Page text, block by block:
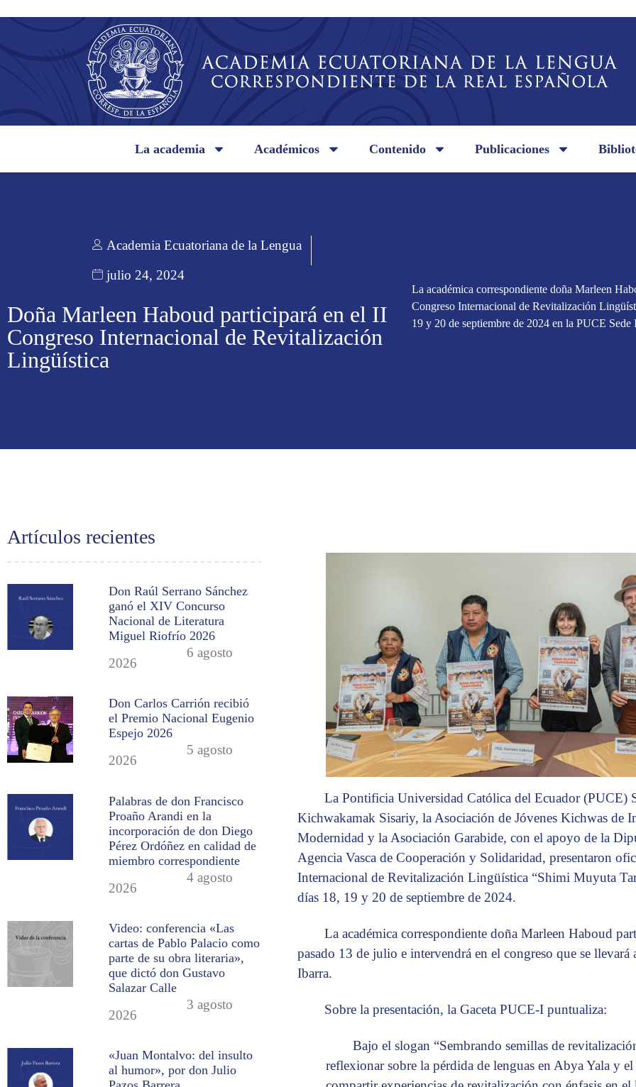
La academia Académicos Contenido Publicaciones
Academia Ecuatoriana de la Lengua
julio 24, 2024
Doña Marleen Haboud participará en el II
Congreso Internacional de Revitalización
Lingüística
La académica correspondiente doña Marleen
Congreso Internacional de Revitalización
19 y 20 de septiembre de 2024 en la PUCE Sede
Artículos recientes
Don Raúl Serrano Sánchez
ganó el XIV Concurso
Nacional de Literatura
Miguel Riofrío 2026
6 agosto
2026
Don Carlos Carrión recibió
el Premio Nacional Eugenio
Espejo 2026
5 agosto
2026
Palabras de don Francisco
Proaño Arandi en la
incorporación de don Diego
Pérez Ordóñez en calidad de
miembro correspondiente
4 agosto
2026
Video: conferencia «Las
cartas de Pablo Palacio como
parte de su obra literaria»,
que dictó don Gustavo
Salazar Calle
3 agosto
2026
«Juan Montalvo: del insulto
al humor», por don Julio
La Pontificia Universidad Católica del Ecuador (PUCE)
Kichwakamak Sisariy, la Asociación de Jóvenes Kichwas de
Modernidad y la Asociación Garabide, con el apoyo de la
Agencia Vasca de Cooperación y Solidaridad, presentaron
Internacional de Revitalización Lingüística “Shimi Muyuta
días 18, 19 y 20 de septiembre de 2024.
La académica correspondiente doña Marleen Haboud
pasado 13 de julio e intervendrá en el congreso que se llevará
Ibarra.
Sobre la presentación, la Gaceta PUCE-I puntualiza:
Bajo el slogan “Sembrando semillas de
reflexionar sobre la pérdida de lenguas en Abya Yala y